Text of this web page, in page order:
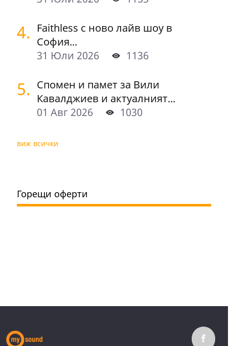
4. Faithless с ново лайв шоу в
София...
31 Юли 2026
1136
5. Спомен и памет за Вили
Кавалджиев и актуалният...
01 Авг 2026
1030
виж всички
Горещи оферти